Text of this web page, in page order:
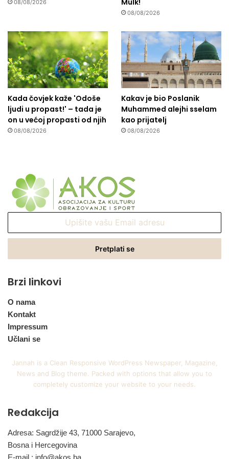
08/08/2026 Mulk!
08/08/2026
Kada čovjek kaže 'Odoše
ljudi u propast!' – tada je
on u većoj propasti od njih
08/08/2026
Kakav je bio Poslanik
Muhammed alejhi sselam
kao prijatelj
08/08/2026
Email
Brzi linkovi
O nama
Kontakt
Impressum
Učlani se
Jannah is a Clean Responsive WordPress Newspaper, Magazine,
News and Blog theme. Packed with options that allow you to
completely customize your website to your needs.
Redakcija
Adresa: Sagrdžije 43, 71000 Sarajevo,
Bosna i Hercegovina
E-mail : info@akos.ba